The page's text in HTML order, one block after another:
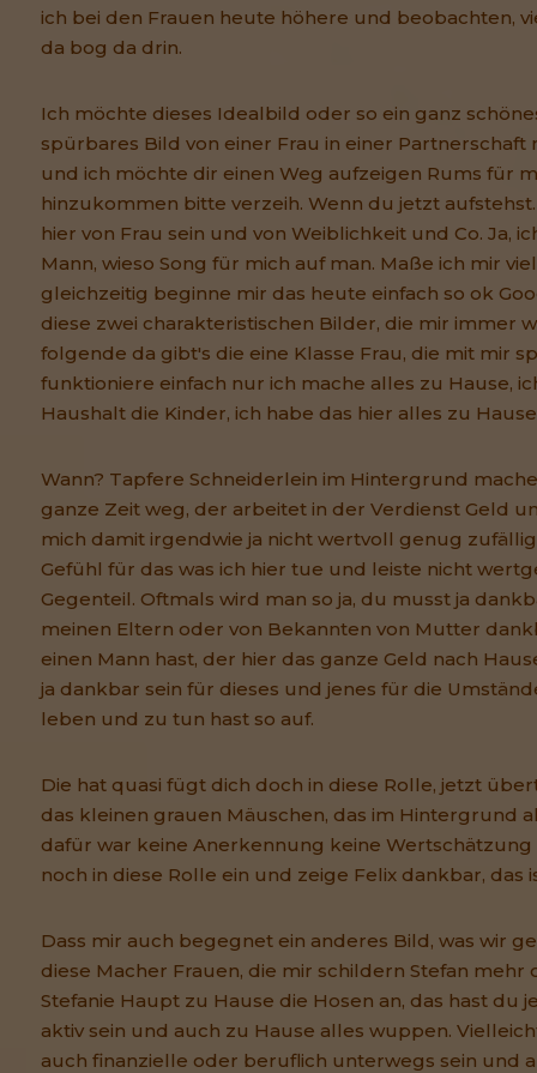
ich bei den Frauen heute höhere und beobachten,
da bog da drin.
Ich möchte dieses Idealbild oder so ein ganz
spürbares Bild von einer Frau in einer
und ich möchte dir einen Weg aufzeigen Rums für
hinzukommen bitte verzeih. Wenn du jetzt
hier von Frau sein und von Weiblichkeit und Co. Ja,
Mann, wieso Song für mich auf man. Maße ich mir
gleichzeitig beginne mir das heute einfach so ok
diese zwei charakteristischen Bilder, die mir immer
folgende da gibt's die eine Klasse Frau, die mit mir
funktioniere einfach nur ich mache alles zu Hause,
Haushalt die Kinder, ich habe das hier alles zu
Wann? Tapfere Schneiderlein im Hintergrund
ganze Zeit weg, der arbeitet in der Verdienst Geld
mich damit irgendwie ja nicht wertvoll genug
Gefühl für das was ich hier tue und leiste nicht
Gegenteil. Oftmals wird man so ja, du musst ja
meinen Eltern oder von Bekannten von Mutter
einen Mann hast, der hier das ganze Geld nach
ja dankbar sein für dieses und jenes für die
leben und zu tun hast so auf.
Die hat quasi fügt dich doch in diese Rolle, jetzt
das kleinen grauen Mäuschen, das im Hintergrund
dafür war keine Anerkennung keine
noch in diese Rolle ein und zeige Felix dankbar, das
Dass mir auch begegnet ein anderes Bild, was wir
diese Macher Frauen, die mir schildern Stefan
Stefanie Haupt zu Hause die Hosen an, das hast du
aktiv sein und auch zu Hause alles wuppen.
auch finanzielle oder beruflich unterwegs sein und